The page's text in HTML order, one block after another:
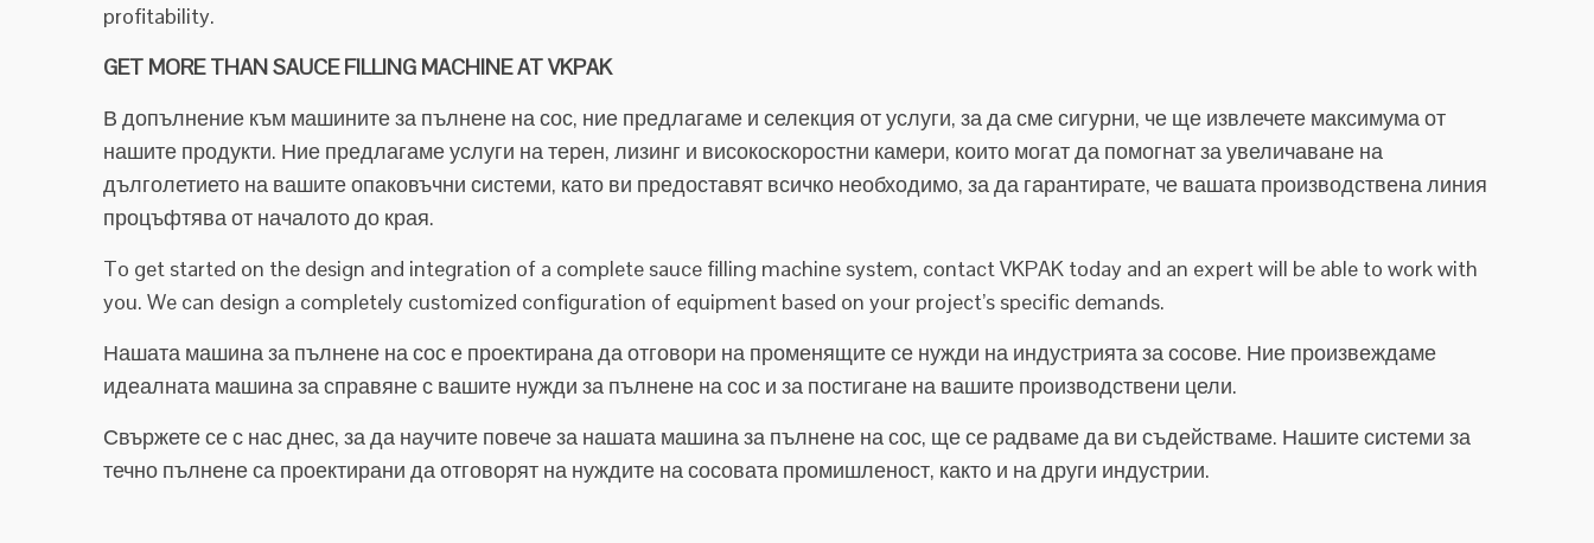
profitability.
GET MORE THAN SAUCE FILLING MACHINE AT VKPAK
В допълнение към машините за пълнене на сос, ние предлагаме и селекция от услуги, за да сме сигурни, че ще извлечете максимума от
нашите продукти. Ние предлагаме услуги на терен, лизинг и високоскоростни камери, които могат да помогнат за увеличаване на
дълголетието на вашите опаковъчни системи, като ви предоставят всичко необходимо, за да гарантирате, че вашата производствена линия
процъфтява от началото до края.
To get started on the design and integration of a complete sauce filling machine system, contact VKPAK today and an expert will be able to work with
you. We can design a completely customized configuration of equipment based on your project’s specific demands.
Нашата машина за пълнене на сос е проектирана да отговори на променящите се нужди на индустрията за сосове. Ние произвеждаме
идеалната машина за справяне с вашите нужди за пълнене на сос и за постигане на вашите производствени цели.
Свържете се с нас днес, за да научите повече за нашата машина за пълнене на сос, ще се радваме да ви съдействаме. Нашите системи за
течно пълнене са проектирани да отговорят на нуждите на сосовата промишленост, както и на други индустрии.